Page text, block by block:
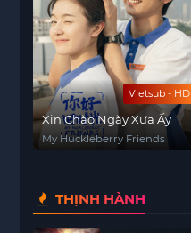
Vietsub - HD
Xin Chào Ngày Xưa Ấy
My Huckleberry Friends
THỊNH HÀNH